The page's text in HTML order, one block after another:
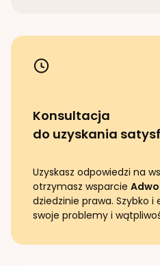
Konsultacja
do uzyskania
Uzyskasz odpowiedzi na
otrzymasz wsparcie
dziedzinie prawa. Szybko i
swoje problemy i